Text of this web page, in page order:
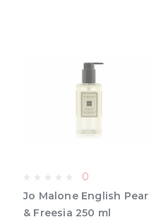
0
Jo Malone English Pear
& Freesia 250 ml